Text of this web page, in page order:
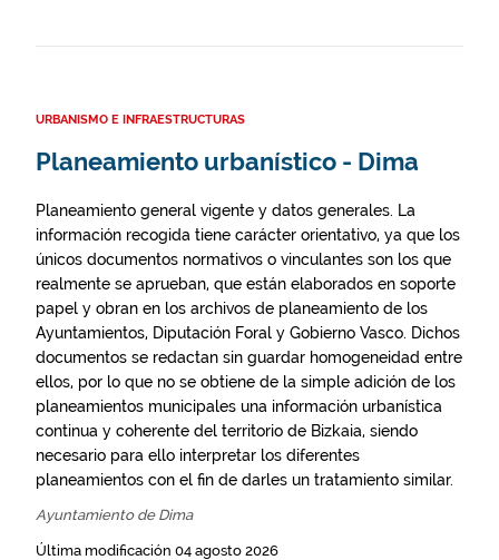
URBANISMO E INFRAESTRUCTURAS
Planeamiento urbanístico - Dima
Planeamiento general vigente y datos generales. La
información recogida tiene carácter orientativo, ya que los
únicos documentos normativos o vinculantes son los que
realmente se aprueban, que están elaborados en soporte
papel y obran en los archivos de planeamiento de los
Ayuntamientos, Diputación Foral y Gobierno Vasco. Dichos
documentos se redactan sin guardar homogeneidad entre
ellos, por lo que no se obtiene de la simple adición de los
planeamientos municipales una información urbanística
continua y coherente del territorio de Bizkaia, siendo
necesario para ello interpretar los diferentes
planeamientos con el fin de darles un tratamiento similar.
Ayuntamiento de Dima
Última modificación 04 agosto 2026